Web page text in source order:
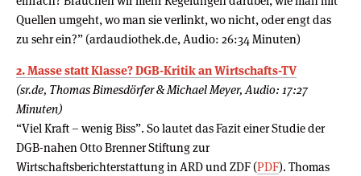
Quellen umgeht, wo man sie verlinkt, wo nicht, oder engt das
zu sehr ein?” (ardaudiothek.de, Audio: 26:34 Minuten)
2. Masse statt Klasse? DGB-Kritik an Wirtschafts-TV
(sr.de, Thomas Bimesdörfer & Michael Meyer, Audio: 17:27
Minuten)
“Viel Kraft – wenig Biss”. So lautet das Fazit einer Studie der
DGB-nahen Otto Brenner Stiftung zur
Wirtschaftsberichterstattung in ARD und ZDF (PDF). Thomas